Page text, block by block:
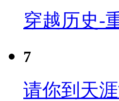
穿越历史-
7
请你到天